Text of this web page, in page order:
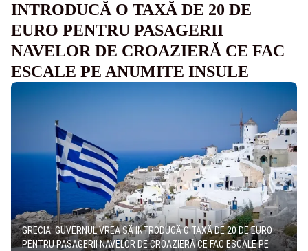
INTRODUCĂ O TAXĂ DE 20 DE
EURO PENTRU PASAGERII
NAVELOR DE CROAZIERĂ CE FAC
ESCALE PE ANUMITE INSULE
GRECIA: GUVERNUL VREA SĂ INTRODUCĂ O TAXĂ DE 20 DE EURO
PENTRU PASAGERII NAVELOR DE CROAZIERĂ CE FAC ESCALE PE